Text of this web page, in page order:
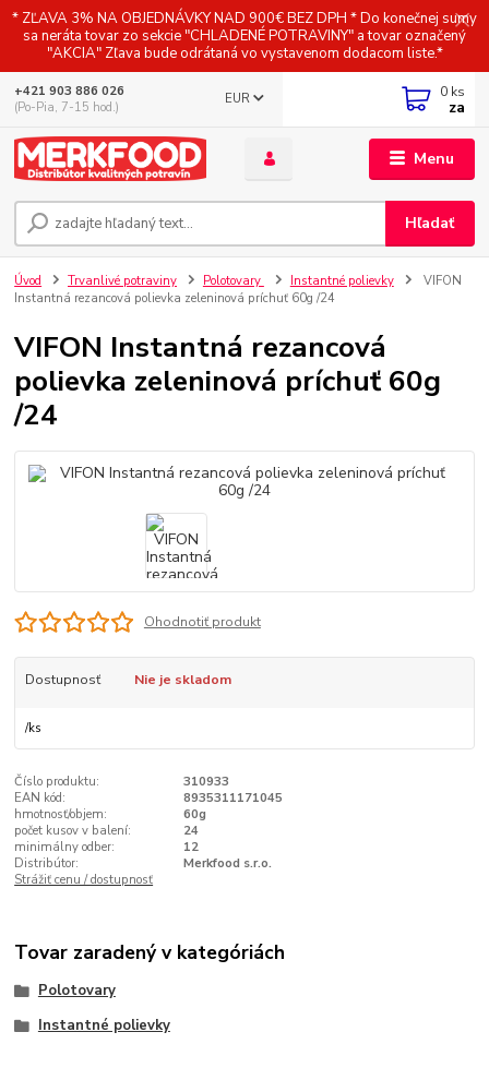
* ZĽAVA 3% NA OBJEDNÁVKY NAD 900€ BEZ DPH * Do konečnej sumy
sa neráta tovar zo sekcie "CHLADENÉ POTRAVINY" a tovar označený
"AKCIA" Zľava bude odrátaná vo vystavenom dodacom liste.*
Menu
EUR
Hľadať
+421 903 886 026
(Po-Pia, 7-15 hod.)
0 ks
za
Úvod Trvanlivé potraviny Polotovary Instantné polievky
VIFON
Instantná rezancová polievka zeleninová príchuť 60g /24
VIFON Instantná rezancová
polievka zeleninová príchuť 60g
/24
Ohodnotiť produkt
Dostupnosť Nie je skladom
/ks
Číslo produktu:
310933
EAN kód:
8935311171045
hmotnosť/objem:
60g
počet kusov v balení:
24
minimálny odber:
12
Distribútor:
Merkfood s.r.o.
Strážiť cenu / dostupnosť
Tovar zaradený v kategóriách
Polotovary
Instantné polievky